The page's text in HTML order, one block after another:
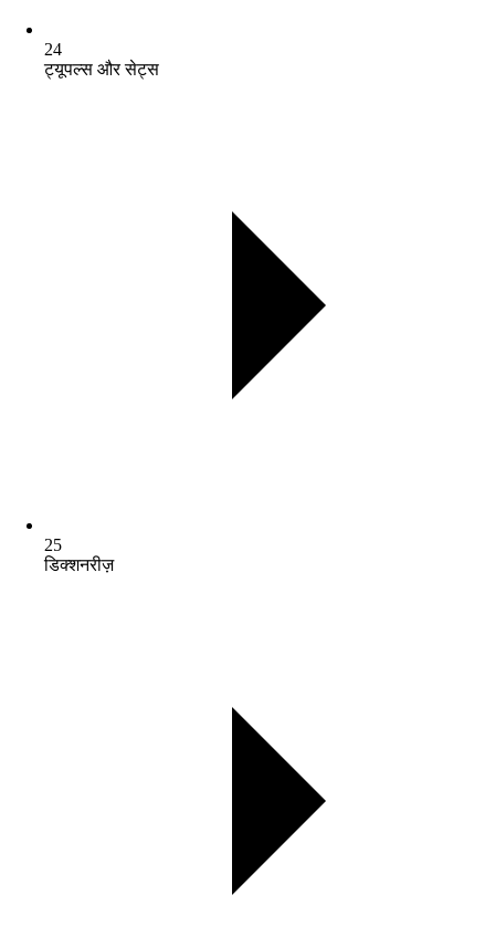
24
ट्यूपल्स और सेट्स
25
डिक्शनरीज़